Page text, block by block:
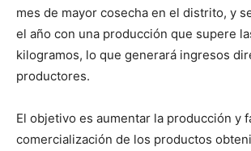
mes de mayor cosecha en el distrito, y
el año con una producción que supere
kilogramos, lo que generará ingresos
productores.
El objetivo es aumentar la producción y
comercialización de los productos